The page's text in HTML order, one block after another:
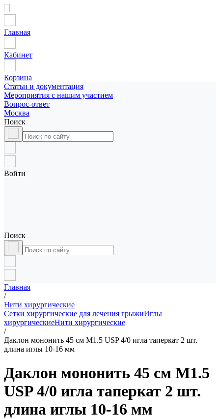
Главная
Кабинет
Корзина
Статьи и документация
Мероприятия с нашим участием
Вопрос-ответ
Москва
Поиск
Войти
Поиск
Главная
/
Нити хирургические
Сетки хирургические для лечения грыжиИглы
хирургическиеНити хирургические
/
Даклон мононить 45 см М1.5 USP 4/0 игла таперкат 2 шт.
длина иглы 10-16 мм
Даклон мононить 45 см М1.5
USP 4/0 игла таперкат 2 шт.
длина иглы 10-16 мм